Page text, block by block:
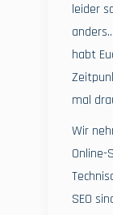
leider
habt
mal
Wir
Online-
SEO